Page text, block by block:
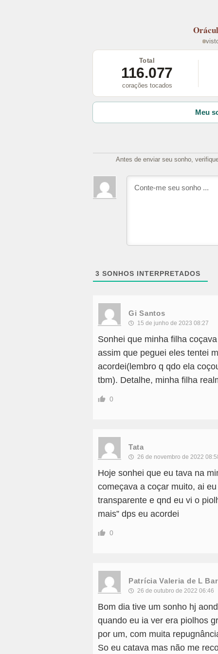
Total
116.077
corações tocados
Meu
Antes de enviar seu sonho,
3 SONHOS INTERPRETADOS
Gi Santos
15 de junho de 2023 08:27
Sonhei que minha filha
assim que peguei eles tentei
acordei(lembro q qdo ela
tbm). Detalhe, minha filha
0
Tata
26 de novembro de 2022
Hoje sonhei que eu tava na
começava a coçar muito, ai
transparente e qnd eu vi o
mais” dps eu acordei
0
Patrícia Valeria de L
26 de outubro de 2022 06:46
Bom dia tive um sonho hj
quando eu ia ver era piolhos
por um, com muita
So eu catava mas não me